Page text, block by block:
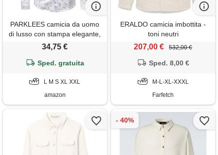
PARKLEES camicia da uomo
di lusso con stampa elegante,
taglio aderente, abbottonato,
lucido, bianco argentato. , s
34,75 €
Sped. gratuita
L M S XL XXL
amazon
ERALDO camicia imbottita -
toni neutri
207,00 € 532,00 €
Sped. 8,00 €
M-L-XL-XXXL
Farfetch